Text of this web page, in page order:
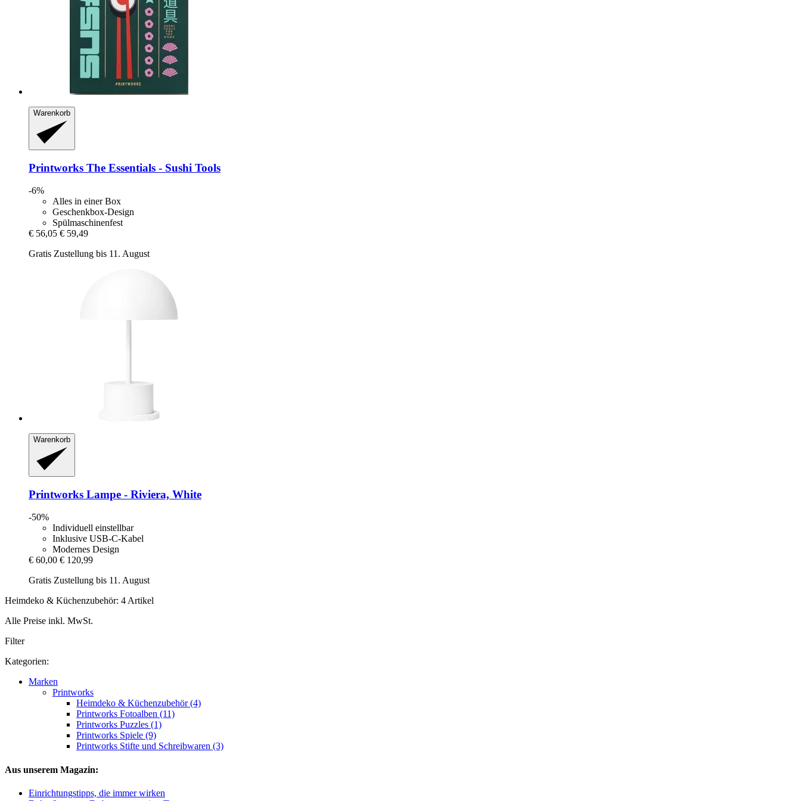
Warenkorb
Printworks The Essentials -​ Sushi Tools
-6%
Alles in einer Box
Geschenkbox-Design
Spülmaschinenfest
€ 56,05 € 59,49
Gratis Zustellung bis 11. August
Warenkorb
Printworks Lampe -​ Riviera, White
-50%
Individuell einstellbar
Inklusive USB-C-Kabel
Modernes Design
€ 60,00 € 120,99
Gratis Zustellung bis 11. August
Heimdeko & Küchenzubehör: 4 Artikel
Alle Preise inkl. MwSt.
Filter
Kategorien:
Marken
Printworks
Heimdeko & Küchenzubehör (4)
Printworks Fotoalben (11)
Printworks Puzzles (1)
Printworks Spiele (9)
Printworks Stifte und Schreibwaren (3)
Aus unserem Magazin:
Einrichtungstipps, die immer wirken